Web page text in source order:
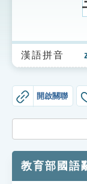
生字詞彙表
成語故事
索引選單
單字索引
漢語拼音
開啟關聯
教育部國語